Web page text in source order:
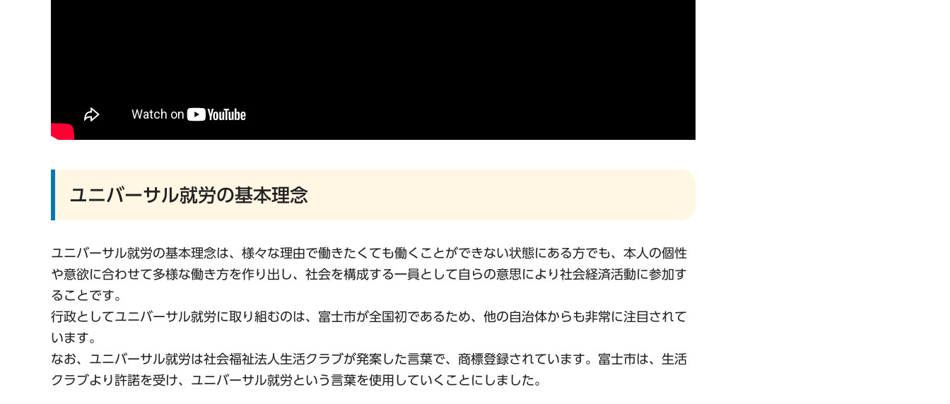
ユニバーサル就労の基本理念
ユニバーサル就労の基本理念は、様々な理由で働きたくても働くことができない状態にある方でも、本人の個性
や意欲に合わせて多様な働き方を作り出し、社会を構成する一員として自らの意思により社会経済活動に参加す
ることです。
行政としてユニバーサル就労に取り組むのは、富士市が全国初であるため、他の自治体からも非常に注目されて
います。
なお、ユニバーサル就労は社会福祉法人生活クラブが発案した言葉で、商標登録されています。富士市は、生活
クラブより許諾を受け、ユニバーサル就労という言葉を使用していくことにしました。